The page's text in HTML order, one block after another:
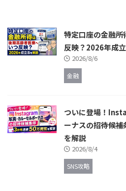
特定口座の金融所
反映？2026年成
2026/8/6
金融
ついに登場！
ーナスの招待候
を解説
2026/8/4
SNS攻略